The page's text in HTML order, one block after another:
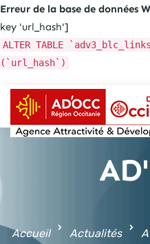
Erreur de la base de données
key 'url_hash']
ALTER TABLE
(`url_hash`)
Aller au
principal
Accueil Actualités